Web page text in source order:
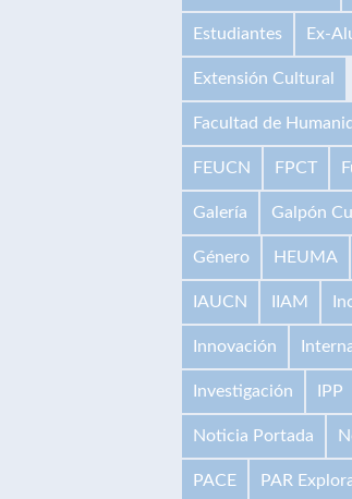
Estudiantes Ex-
Extensión Cultural
Facultad de
FEUCN FPCT
Galería Galpón
Género HEUMA
IAUCN IIAM
Innovación
Investigación IPP
Noticia Portada
PACE PAR